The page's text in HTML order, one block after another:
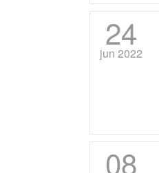
24
jun 2022
08